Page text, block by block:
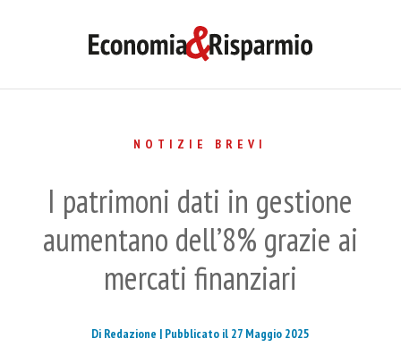
NOTIZIE BREVI
I patrimoni dati in gestione
aumentano dell’8% grazie ai
mercati finanziari
Di Redazione | Pubblicato il 27 Maggio 2025